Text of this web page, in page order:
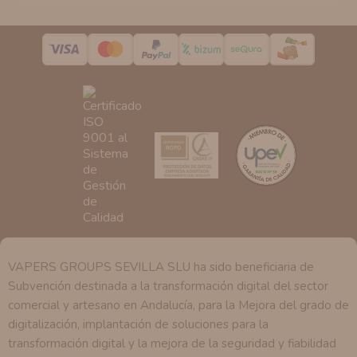
pedimos.
Derechos:
Tiene derecho a saber qué información
tenemos sobre usted, corregirla y eliminarla, tal y como
se explica en la información adicional disponible en
nuestra página web.
VAPERS GROUPS SEVILLA SLU ha sido beneficiaria de
Subvención destinada a la transformación digital del sector
comercial y artesano en Andalucía, para la Mejora del grado de
digitalización, implantación de soluciones para la
transformación digital y la mejora de la seguridad y fiabilidad